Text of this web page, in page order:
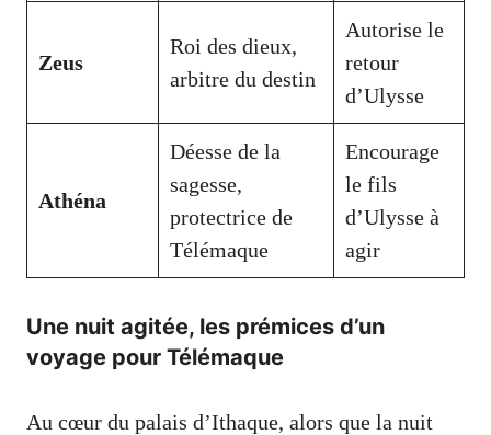
Zeus
Roi des dieux,
arbitre du destin
Autorise le
retour
d’Ulysse
Athéna
Déesse de la
sagesse,
protectrice de
Télémaque
Encourage
le fils
d’Ulysse à
agir
Une nuit agitée, les prémices d’un
voyage pour Télémaque
Au cœur du palais d’Ithaque, alors que la nuit